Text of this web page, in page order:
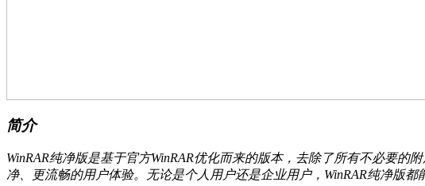
简介
WinRAR纯净版是基于官方WinRAR优化而来的版本，去除了所有不必要
净、更流畅的用户体验。无论是个人用户还是企业用户，WinRAR纯净版都